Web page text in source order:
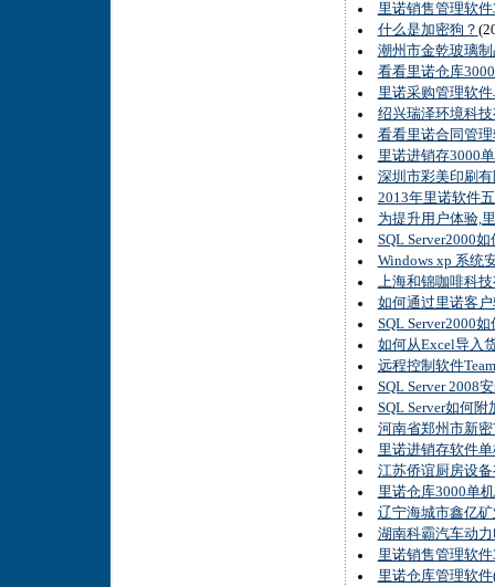
里诺销售管理软
什么是加密狗？
潮州市金乾玻璃
看看里诺仓库
里诺采购管理软
绍兴瑞泽环境科
看看里诺合同管
里诺进销存3000
深圳市彩美印刷
2013年里诺软件
为提升用户体验,
SQL Server2000
Windows xp 系统
上海和锦咖啡科
如何通过里诺客
SQL Server2000
如何从Excel导入
远程控制软件
SQL Server 2008
SQL Server如何附
河南省郑州市新
里诺进销存软件
江苏侨谊厨房设
里诺仓库3000单
辽宁海城市鑫亿
湖南科霸汽车动
里诺销售管理软
里诺仓库管理软